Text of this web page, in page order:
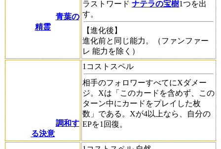
青葉の
精霊
ラストワード ナテラの宝樹1つを出
す。
【進化後】
進化前と同じ能力。（ファンファー
レ 能力を除く）
調和す
る決意
1コストスペル
相手のフォロワーすべてにXダメー
ジ。Xは「このカードを含めず、この
ターン中にカードをプレイした枚
数」である。Xが4以上なら、自分の
EPを1回復。